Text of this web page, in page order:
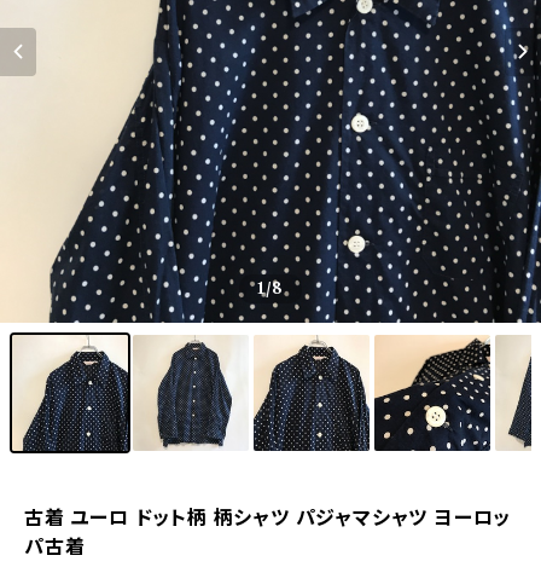
1/8
古着 ユーロ ドット柄 柄シャツ パジャマシャツ ヨーロッ
パ古着